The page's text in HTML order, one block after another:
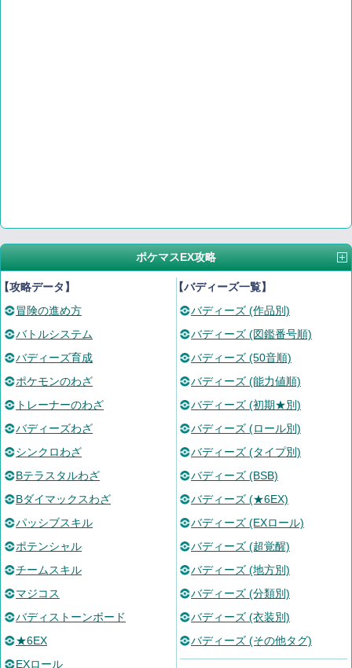
ポケマスEX攻略
攻略データ】
冒険の進め方
バトルシステム
バディーズ育成
ポケモンのわざ
トレーナーのわざ
バディーズわざ
シンクロわざ
Bテラスタルわざ
Bダイマックスわざ
パッシブスキル
ポテンシャル
チームスキル
マジコス
バディストーンボード
★6EX
EXロール
【バディーズ一覧】
バディーズ (作品別)
バディーズ (図鑑番号順)
バディーズ (50音順)
バディーズ (能力値順)
バディーズ (初期★別)
バディーズ (ロール別)
バディーズ (タイプ別)
バディーズ (BSB)
バディーズ (★6EX)
バディーズ (EXロール)
バディーズ (超覚醒)
バディーズ (地方別)
バディーズ (分類別)
バディーズ (衣装別)
バディーズ (その他タグ)